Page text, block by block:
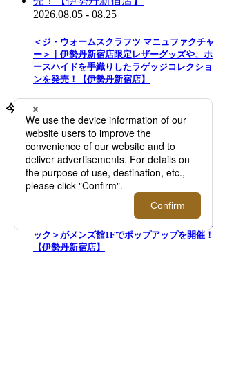
2026.08.05 - 08.25
＜ジ・ウォームスクラフツ マニュファクチャ
ー＞｜伊勢丹新宿店限定レザーグッズや、ホ
ースハイドを手織りしたラゲッジコレクショ
ンを発売！【伊勢丹新宿店】
今後開催されるイベント
ック＞がメンズ館1Fでポップアップを開催！
【伊勢丹新宿店】